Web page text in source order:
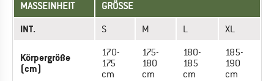
MASSEINHEIT GRÖSSE
INT. S M L XL
Körpergröße
(cm)
170-
175
cm
175-
180
cm
180-
185
cm
185-
190
cm